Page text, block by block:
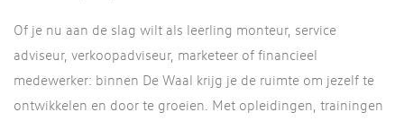
Of je nu aan de slag wilt als leerling monteur, service
adviseur, verkoopadviseur, marketeer of financieel
medewerker: binnen De Waal krijg je de ruimte om jezelf te
ontwikkelen en door te groeien. Met opleidingen, trainingen